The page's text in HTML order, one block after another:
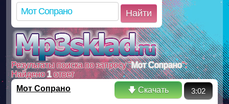
Найти
Результаты поиска по запросу "Мот Сопрано":
Найдено1ответ
Мот Сопрано
🡇 Скачать 3:02